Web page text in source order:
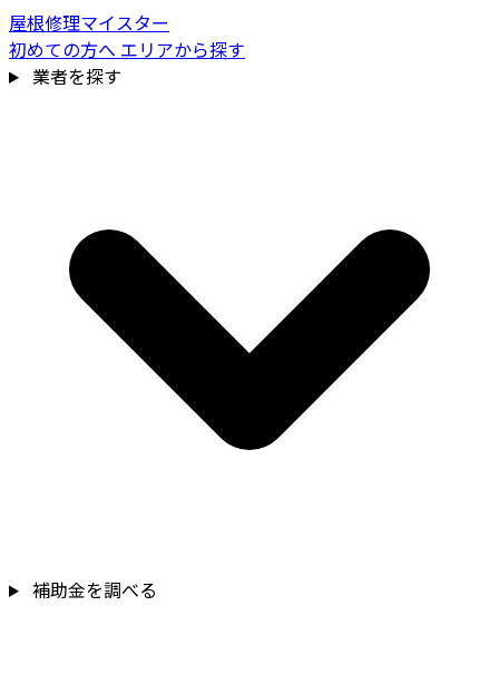
屋根修理マイスター
初めての方へ エリアから探す
業者を探す
補助金を調べる
費用相場を見